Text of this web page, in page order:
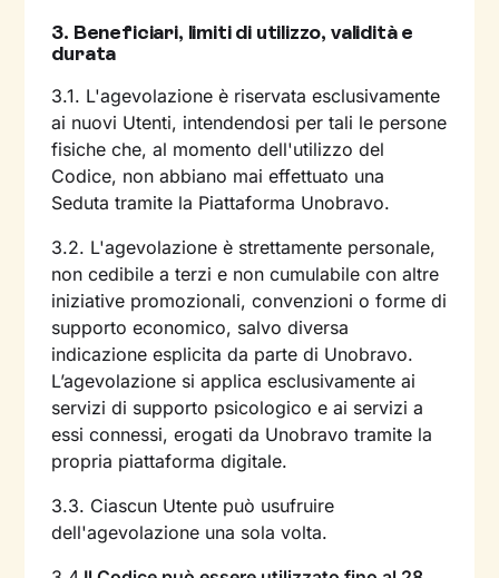
3. Beneficiari, limiti di utilizzo, validità e
durata
3.1. L'agevolazione è riservata esclusivamente
ai nuovi Utenti, intendendosi per tali le persone
fisiche che, al momento dell'utilizzo del
Codice, non abbiano mai effettuato una
Seduta tramite la Piattaforma Unobravo.
3.2. L'agevolazione è strettamente personale,
non cedibile a terzi e non cumulabile con altre
iniziative promozionali, convenzioni o forme di
supporto economico, salvo diversa
indicazione esplicita da parte di Unobravo.
L’agevolazione si applica esclusivamente ai
servizi di supporto psicologico e ai servizi a
essi connessi, erogati da Unobravo tramite la
propria piattaforma digitale.
3.3. Ciascun Utente può usufruire
dell'agevolazione una sola volta.